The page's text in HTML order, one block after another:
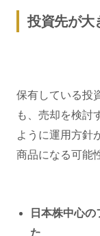
投資先が大
保有している投
も、売却を検討
ように運用方針
商品になる可能
日本株中心
た